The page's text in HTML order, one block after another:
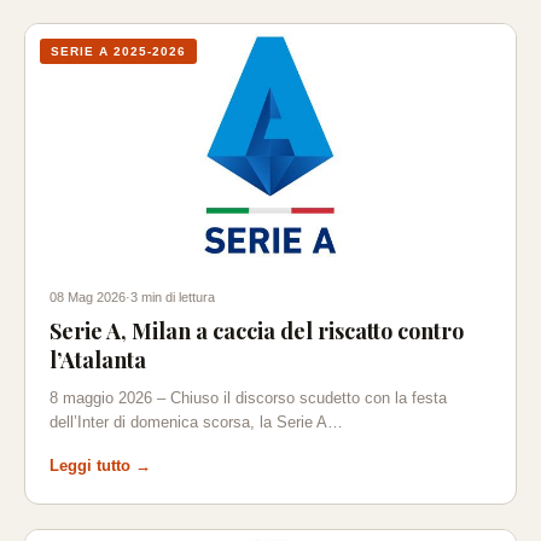
SERIE A 2025-2026
08 Mag 2026·3 min di lettura
Serie A, Milan a caccia del riscatto contro
l’Atalanta
8 maggio 2026 – Chiuso il discorso scudetto con la festa
dell’Inter di domenica scorsa, la Serie A…
Leggi tutto →